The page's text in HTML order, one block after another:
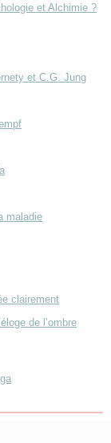
et Alchimie ?
et C.G. Jung
maladie
clairement
de l’ombre